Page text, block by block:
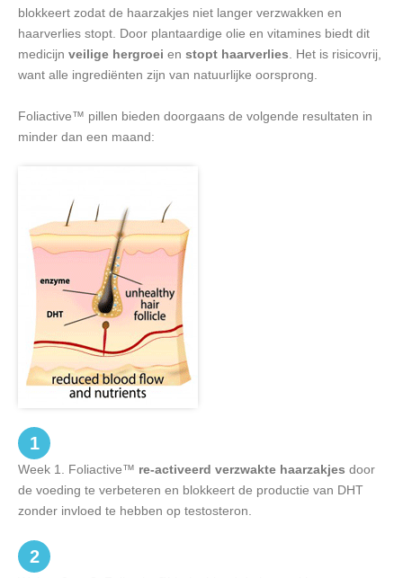
blokkeert zodat de haarzakjes niet langer verzwakken en
haarverlies stopt. Door plantaardige olie en vitamines biedt dit
medicijn veilige hergroei en stopt haarverlies . Het is risicovrij,
want alle ingrediënten zijn van natuurlijke oorsprong.
Foliactive™ pillen bieden doorgaans de volgende resultaten in
minder dan een maand:
1
Week 1. Foliactive™ re-activeerd verzwakte haarzakjes door
de voeding te verbeteren en blokkeert de productie van DHT
zonder invloed te hebben op testosteron.
2